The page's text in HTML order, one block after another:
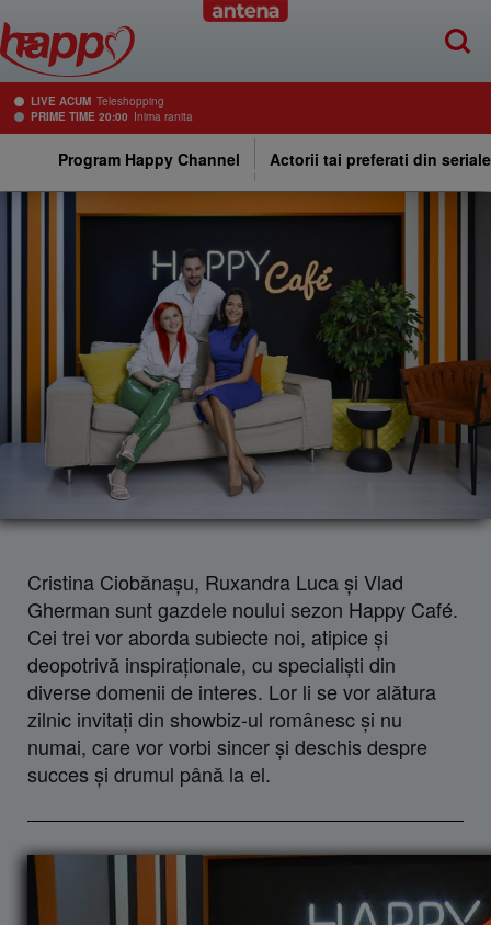
LIVE ACUM Teleshopping
PRIME TIME 20:00 Inima ranita
Program Happy Channel Actorii tai preferati din
Cristina Ciobănaşu, Ruxandra Luca şi Vlad
Gherman sunt gazdele noului sezon Happy Café.
Cei trei vor aborda subiecte noi, atipice şi
deopotrivă inspiraţionale, cu specialişti din
diverse domenii de interes. Lor li se vor alătura
zilnic invitaţi din showbiz-ul românesc şi nu
numai, care vor vorbi sincer şi deschis despre
succes şi drumul până la el.